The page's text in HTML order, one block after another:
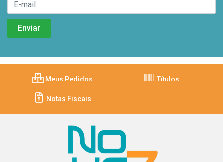
Meus Pedidos Títulos
Notas Fiscais